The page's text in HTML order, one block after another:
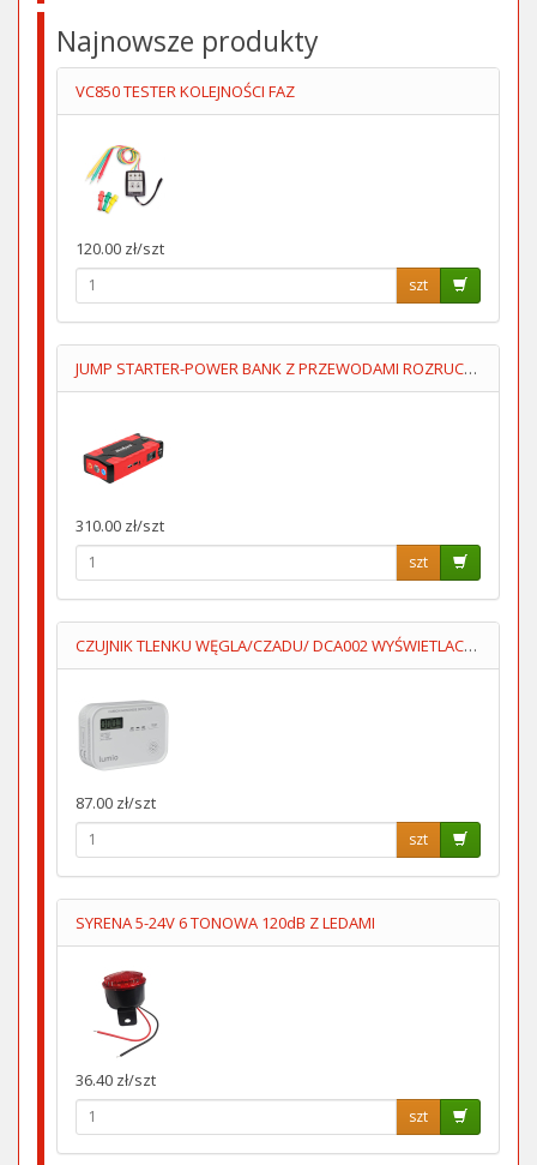
Najnowsze produkty
VC850 TESTER KOLEJNOŚCI FAZ
120.00 zł/szt
szt
JUMP STARTER-POWER BANK Z PRZEWODAMI ROZRUCHOWYMI+KOMPRESOR
310.00 zł/szt
szt
CZUJNIK TLENKU WĘGLA/CZADU/ DCA002 WYŚWIETLACZ 3XAA LUMIO
87.00 zł/szt
szt
SYRENA 5-24V 6 TONOWA 120dB Z LEDAMI
36.40 zł/szt
szt